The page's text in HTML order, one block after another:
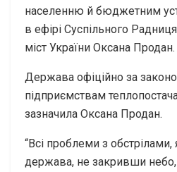
населенню й бюджетним
в ефірі Суспільного
міст України Оксана Продан.
Держава офіційно за
підприємствам
зазначила Оксана Продан.
“Всі проблеми з обстрілами,
держава, не закривши небо,